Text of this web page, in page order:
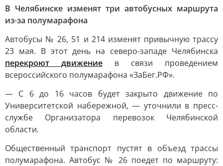
В Челябинске изменят три автобусных маршрута
из-за полумарафона
Автобусы № 26, 51 и 214 изменят привычную трассу
23 мая. В этот день на северо-западе Челябинска
перекроют движение в связи проведением
всероссийского полумарафона «ЗаБег.РФ».
— С 6 до 16 часов будет закрыто движение по
Университетской набережной, — уточнили в пресс-
службе Организатора перевозок Челябинской
области.
Общественный транспорт пустят в объезд трассы
полумарафона. Автобус № 26 поедет по маршруту: